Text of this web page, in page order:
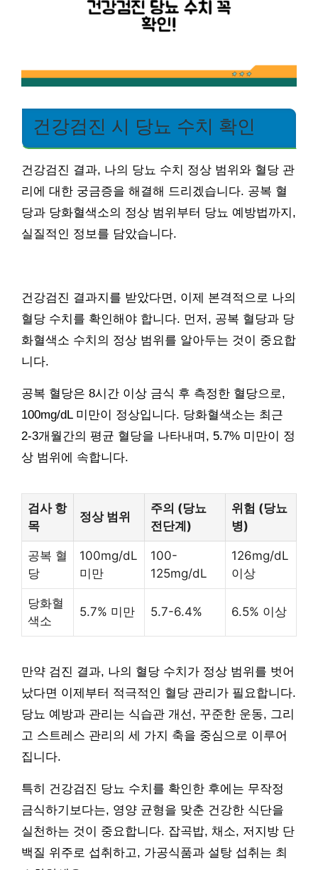
건강검진 시 당뇨 수치 확인
건강검진 결과, 나의 당뇨 수치 정상 범위와 혈당 관
리에 대한 궁금증을 해결해 드리겠습니다. 공복 혈
당과 당화혈색소의 정상 범위부터 당뇨 예방법까지,
실질적인 정보를 담았습니다.
건강검진 결과지를 받았다면, 이제 본격적으로 나의
혈당 수치를 확인해야 합니다. 먼저, 공복 혈당과 당
화혈색소 수치의 정상 범위를 알아두는 것이 중요합
니다.
공복 혈당은 8시간 이상 금식 후 측정한 혈당으로,
100mg/dL 미만이 정상입니다. 당화혈색소는 최근
2-3개월간의 평균 혈당을 나타내며, 5.7% 미만이 정
상 범위에 속합니다.
검사 항
목
정상 범위
주의 (당뇨
전단계)
위험 (당뇨
병)
공복 혈
당
100mg/dL
미만
100-
125mg/dL
126mg/dL
이상
당화혈
색소
5.7% 미만 5.7-6.4% 6.5% 이상
만약 검진 결과, 나의 혈당 수치가 정상 범위를 벗어
났다면 이제부터 적극적인 혈당 관리가 필요합니다.
당뇨 예방과 관리는 식습관 개선, 꾸준한 운동, 그리
고 스트레스 관리의 세 가지 축을 중심으로 이루어
집니다.
특히 건강검진 당뇨 수치를 확인한 후에는 무작정
금식하기보다는, 영양 균형을 맞춘 건강한 식단을
실천하는 것이 중요합니다. 잡곡밥, 채소, 저지방 단
백질 위주로 섭취하고, 가공식품과 설탕 섭취는 최